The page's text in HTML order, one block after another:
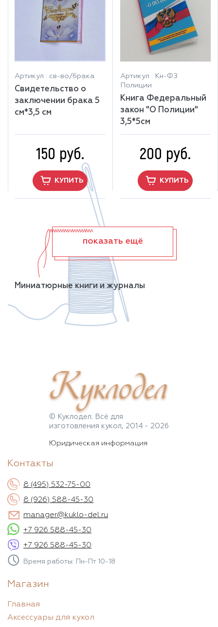
Артикул : св-во/брака
Свидетельство о
заключении брака 5
см*3,5 см
150 руб.
КУПИТЬ
Артикул : Кн-ФЗ
Полиции
Книга Федеральный
закон "О Полиции"
3,5*5см
200 руб.
КУПИТЬ
показать ещё
Миниатюрные книги и журналы
Куклодел
© Куклодел. Всё для
изготовления кукол, 2014 - 2026
Юридическая информация
Контакты
8 (495) 532-75-00
8 (926) 588-45-30
manager@kuklo-del.ru
+7 926 588-45-30
+7 926 588-45-30
Время работы: Пн-Пт 10-18
Магазин
Главная
Аксессуары для кукол